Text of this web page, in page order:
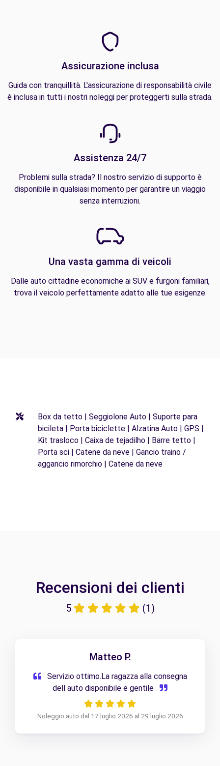
Assicurazione inclusa
Guida con tranquillità. L'assicurazione di responsabilità civile
è inclusa in tutti i nostri noleggi per proteggerti sulla strada.
Assistenza 24/7
Problemi sulla strada? Il nostro servizio di supporto è
disponibile in qualsiasi momento per garantire un viaggio
senza interruzioni.
Una vasta gamma di veicoli
Dalle auto cittadine economiche ai SUV e furgoni familiari,
trova il veicolo perfettamente adatto alle tue esigenze.
Box da tetto | Seggiolone Auto | Suporte para
bicileta | Porta biciclette | Alzatina Auto | GPS |
Kit trasloco | Caixa de tejadilho | Barre tetto |
Porta sci | Catene da neve | Gancio traino /
aggancio rimorchio | Catene da neve
Recensioni dei clienti
5 (1)
Matteo P.
Servizio ottimo.La ragazza alla consegna
dell auto disponibile e gentile
Noleggio auto dal 17 luglio 2026 al 29 luglio 2026